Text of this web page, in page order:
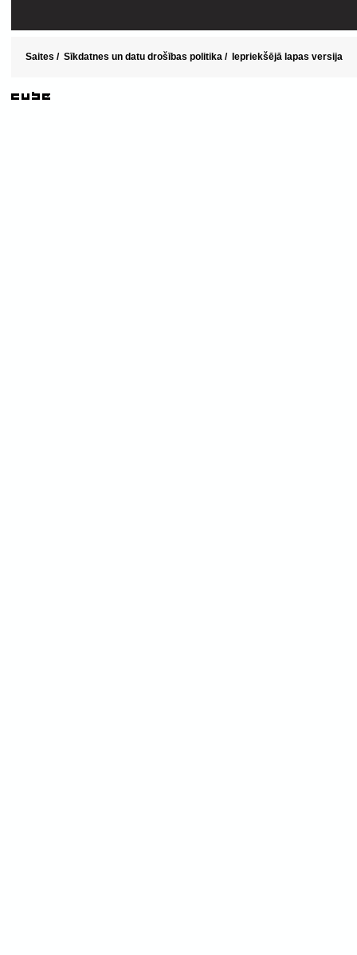
Saites / Sīkdatnes un datu drošības politika / Iepriekšējā lapas versija